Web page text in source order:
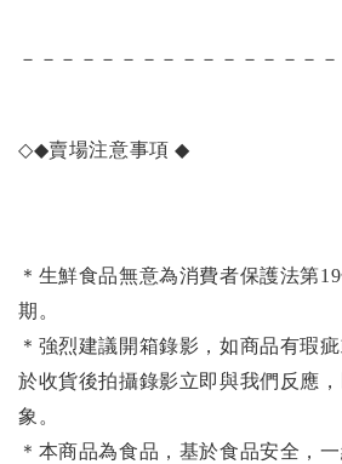
－－－－－－－－－－－－－－－－
◇◆賣場注意事項◆
＊生鮮食品無意為消費者保護法第
期。
＊強烈建議開箱錄影，如商品有瑕
於收貨後拍攝錄影立即與我們反應
象。
＊本商品為食品，基於食品安全，